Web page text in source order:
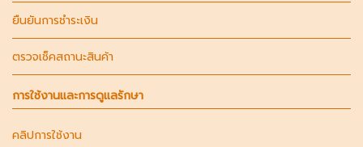
ยืนยันการชำระเงิน
ตรวจเช็คสถานะสินค้า
การใช้งานและการดูแลรักษา
คลิปการใช้งาน